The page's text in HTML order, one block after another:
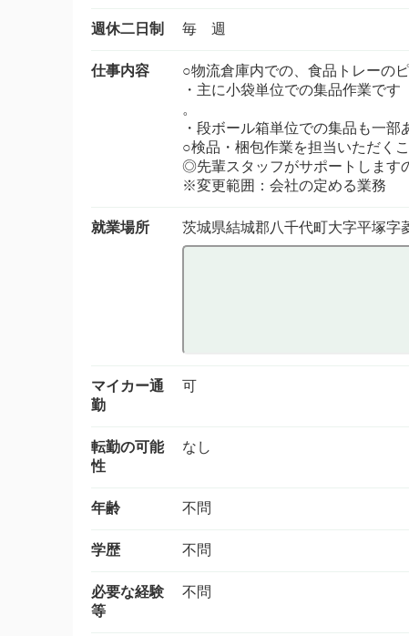
週休二日制 毎 週
仕事内容
○物流倉庫内での、食品トレーの
・主に小袋単位での集品作業です
。
・段ボール箱単位での集品も一部
○検品・梱包作業を担当いただく
◎先輩スタッフがサポートします
※変更範囲：会社の定める業務
就業場所 茨城県結城郡八千代町大字平塚字
マイカー通
勤
可
転勤の可能
性
なし
年齢 不問
学歴 不問
必要な経験
等
不問